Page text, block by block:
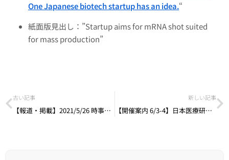
One Japanese biotech startup has an idea.“
紙面版見出し：”Startup aims for mRNA shot suited
for mass production”
古い記事
【報道・掲載】2021/5/26 時事通信社「創薬ベンチャーが国内治験 コロナワクチン、選択肢増加へ」
新しい記事
【開催案内 6/3-4】日本医療研究開発機構（AMED）「4回TRSシンポジウム：新型コロナウイルス感染症対策関連研究開発事業の成果報告会」（VLPTジャパン赤畑渉、2日目「ワクチン開発」セッションで登壇）